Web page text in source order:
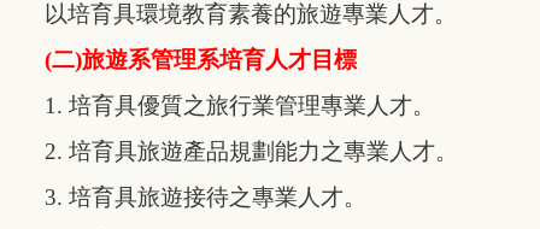
以培育具環境教育素養的旅遊專業人才。
(二)旅遊系管理系培育人才目標
1. 培育具優質之旅行業管理專業人才。
2. 培育具旅遊產品規劃能力之專業人才。
3. 培育具旅遊接待之專業人才。